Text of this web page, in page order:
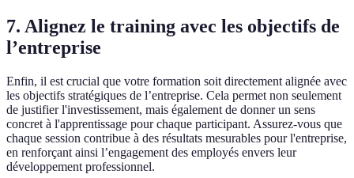
7. Alignez le training avec les objectifs de
l’entreprise
Enfin, il est crucial que votre formation soit directement alignée avec
les objectifs stratégiques de l’entreprise. Cela permet non seulement
de justifier l'investissement, mais également de donner un sens
concret à l'apprentissage pour chaque participant. Assurez-vous que
chaque session contribue à des résultats mesurables pour l'entreprise,
en renforçant ainsi l’engagement des employés envers leur
développement professionnel.